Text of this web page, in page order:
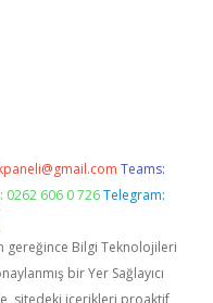
Teams:
0262 606 0 726 Telegram:
gereğince Bilgi Teknolojileri
bir Yer Sağlayıcı
sitedeki içerikleri proaktif